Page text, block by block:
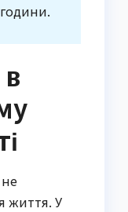
життя. У